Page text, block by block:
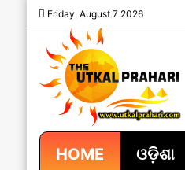
Friday, August 7 2026
HOME ଓଡ଼ିଶା